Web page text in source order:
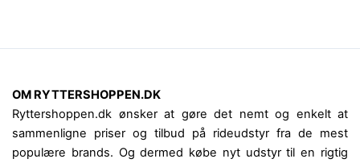
OM RYTTERSHOPPEN.DK
Ryttershoppen.dk ønsker at gøre det nemt og enkelt at
sammenligne priser og tilbud på rideudstyr fra de mest
populære brands. Og dermed købe nyt udstyr til en rigtig